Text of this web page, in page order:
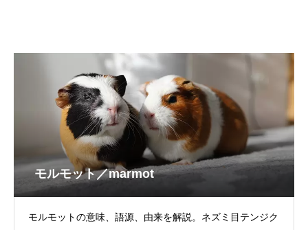
モルモット／marmot
モルモットの意味、語源、由来を解説。ネズミ目テンジク